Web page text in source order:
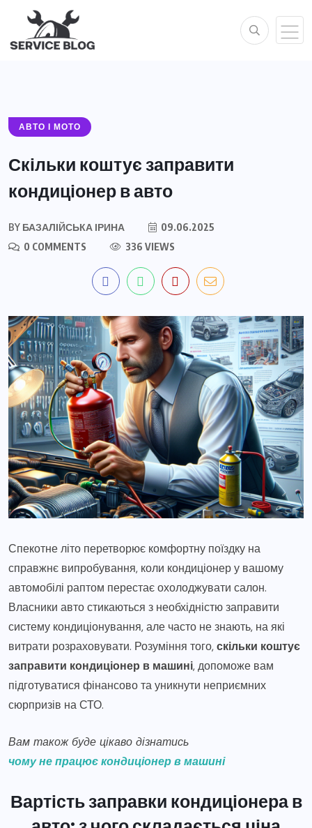
АВТО І МОТО
Скільки коштує заправити
кондиціонер в авто
BY БАЗАЛІЙСЬКА ІРИНА
09.06.2025
0 COMMENTS
336 VIEWS
Спекотне літо перетворює комфортну поїздку на
справжнє випробування, коли кондиціонер у вашому
автомобілі раптом перестає охолоджувати салон.
Власники авто стикаються з необхідністю заправити
систему кондиціонування, але часто не знають, на які
витрати розраховувати. Розуміння того,скільки коштує
заправити кондиціонер в машині, допоможе вам
підготуватися фінансово та уникнути неприємних
сюрпризів на СТО.
Вам також буде цікаво дізнатись
чому не працює кондиціонер в машині
Вартість заправки кондиціонера в